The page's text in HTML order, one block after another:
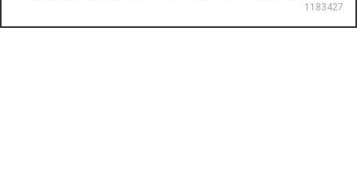
1183427